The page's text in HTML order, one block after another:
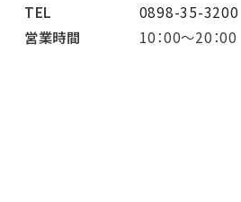
TEL
0898-35-3200
営業時間
10：00～20：00